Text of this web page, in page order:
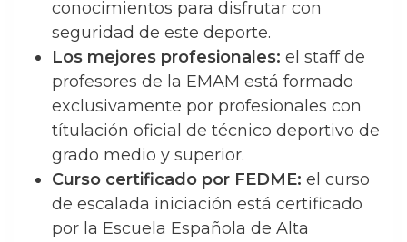
conocimientos para disfrutar con
seguridad de este deporte.
Los mejores profesionales: el staff de
profesores de la EMAM está formado
exclusivamente por profesionales con
títulación oficial de técnico deportivo de
grado medio y superior.
Curso certificado por FEDME: el curso
de escalada iniciación está certificado
por la Escuela Española de Alta